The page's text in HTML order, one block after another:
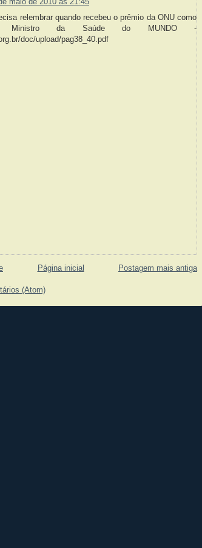
maio de 2010 às 21:45
relembrar quando recebeu o prêmio da ONU como
Ministro da Saúde do MUNDO -
doc/upload/pag38_40.pdf
Postagem mais antiga
Página inicial
(Atom)